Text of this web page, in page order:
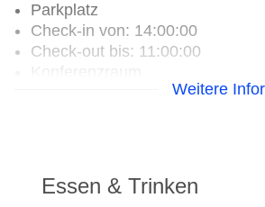
Parkplatz
Check-in von: 14:00:00
Check-out bis: 11:00:00
Konferenzraum
Lift
Anzahl der Konferenzräume: 2
Weitere
Essen & Trinken